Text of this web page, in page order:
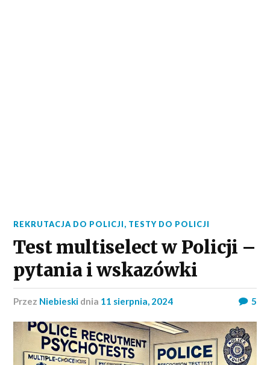
REKRUTACJA DO POLICJI, TESTY DO POLICJI
Test multiselect w Policji –
pytania i wskazówki
przez Niebieski dnia 11 sierpnia, 2024 5